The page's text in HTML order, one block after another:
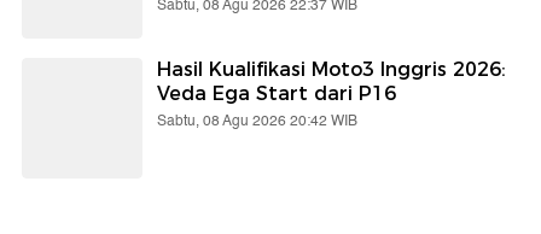
Sabtu, 08 Agu 2026 22:37 WIB
Hasil Kualifikasi Moto3 Inggris 2026:
Veda Ega Start dari P16
Sabtu, 08 Agu 2026 20:42 WIB